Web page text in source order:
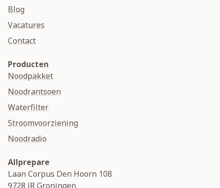
Blog
Vacatures
Contact
Producten
Noodpakket
Noodrantsoen
Waterfilter
Stroomvoorziening
Noodradio
Allprepare
Laan Corpus Den Hoorn 108
9728 JRGroningen